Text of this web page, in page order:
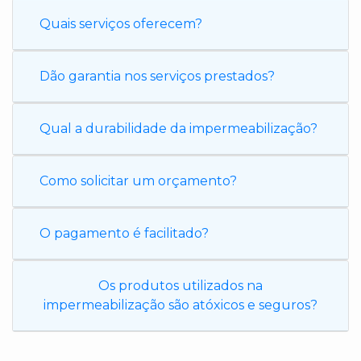
Quais serviços oferecem?
Dão garantia nos serviços prestados?
Qual a durabilidade da impermeabilização?
Como solicitar um orçamento?
O pagamento é facilitado?
Os produtos utilizados na
impermeabilização são atóxicos e seguros?